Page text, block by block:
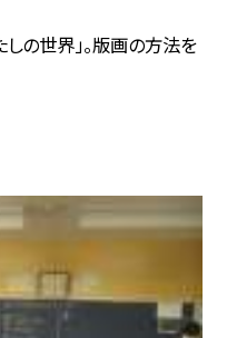
の世界」。版画の方法を